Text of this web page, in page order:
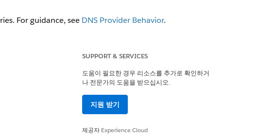
For guidance, see DNS Provider Behavior.
Tips
예
SUPPORT & SERVICES
도움이 필요한 경우 리소스를 추가로 확인하거
나 전문가의 도움을 받으십시오.
지원 받기
제공자 Experience Cloud